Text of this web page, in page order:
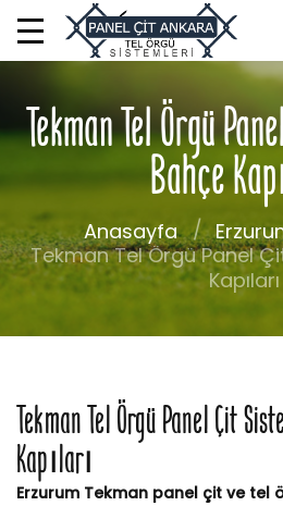
Tekman Tel Örgü
Bahçe
Anasayfa
Tekman Tel Örgü Panel
Kapıları
Tekman Tel Örgü Panel Çit
Kapıları
Erzurum Tekman panel çit ve tel